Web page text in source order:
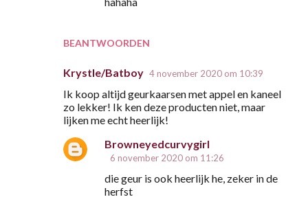
BEANTWOORDEN
Krystle/Batboy 4 november 2020 om 10:39
Ik koop altijd geurkaarsen met appel en kaneel
zo lekker! Ik ken deze producten niet, maar
lijken me echt heerlijk!
Browneyedcurvygirl
6 november 2020 om 11:26
die geur is ook heerlijk he, zeker in de
herfst